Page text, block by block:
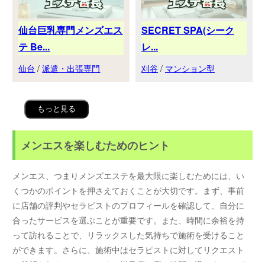
仙台巨乳専門メンズエス
テ Be...
仙台 /派遣・出張専門
SECRET SPA(シーク
レ...
刈谷 / マンション型
もっと見る
メンエスを楽しむためのヒント
メンエス、つまりメンズエステを最大限に楽しむためには、い
くつかのポイントを押さえておくことが大切です。まず、事前
に店舗の評判やセラピストのプロフィールを確認して、自分に
合ったサービスを選ぶことが重要です。また、時間に余裕を持
って訪れることで、リラックスした気持ちで施術を受けること
ができます。さらに、施術中はセラピストに対してリクエスト